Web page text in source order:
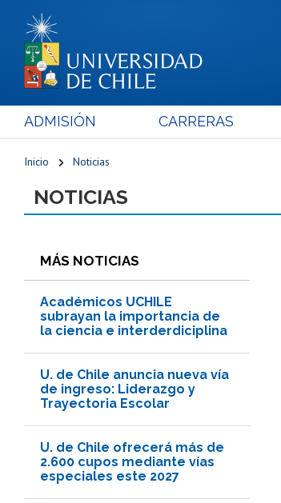
ADMISIÓN CARRERAS
Inicio Noticias
NOTICIAS
MÁS NOTICIAS
Académicos UCHILE
subrayan la importancia de
la ciencia e interderdiciplina
U. de Chile anuncia nueva vía
de ingreso: Liderazgo y
Trayectoria Escolar
U. de Chile ofrecerá más de
2.600 cupos mediante vías
especiales este 2027